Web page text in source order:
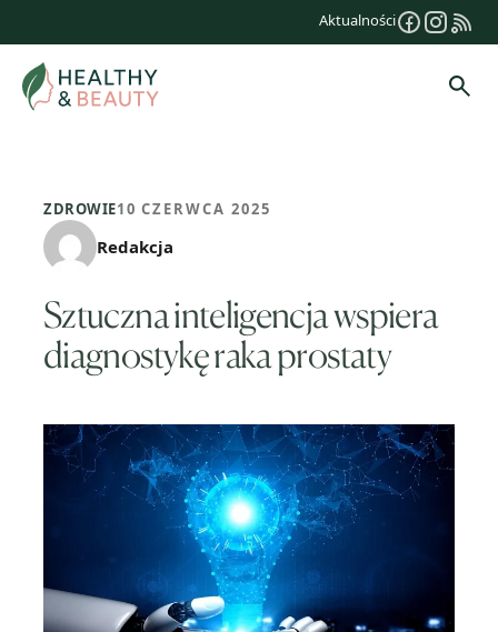
treści
Aktualności
ZDROWIE10 CZERWCA 2025
Redakcja
Sztuczna inteligencja wspiera
diagnostykę raka prostaty